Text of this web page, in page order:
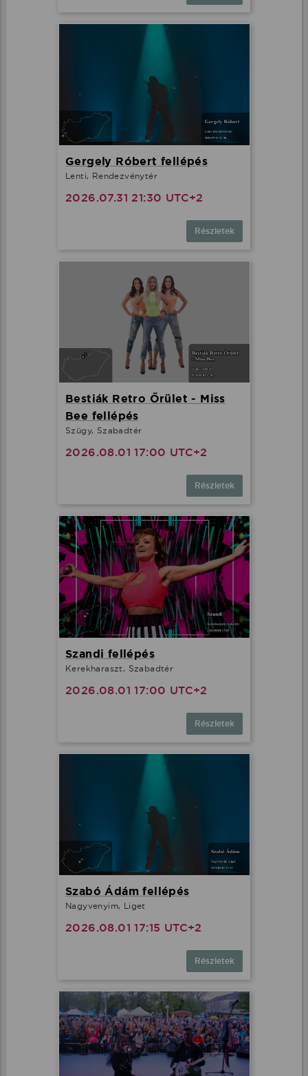
Gergely Róbert fellépés
Lenti, Rendezvénytér
2026.07.31 21:30 UTC+2
Részletek
Bestiák Retro Őrület - Miss
Bee fellépés
Szügy, Szabadtér
2026.08.01 17:00 UTC+2
Részletek
Szandi fellépés
Kerekharaszt, Szabadtér
2026.08.01 17:00 UTC+2
Részletek
Szabó Ádám fellépés
Nagyvenyim, Liget
2026.08.01 17:15 UTC+2
Részletek